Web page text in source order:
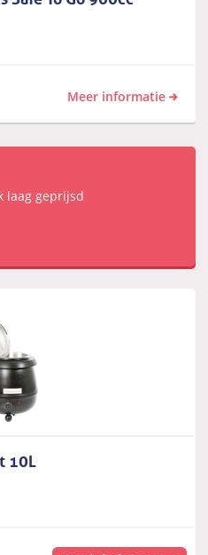
Meer informatie
laag geprijsd
10L